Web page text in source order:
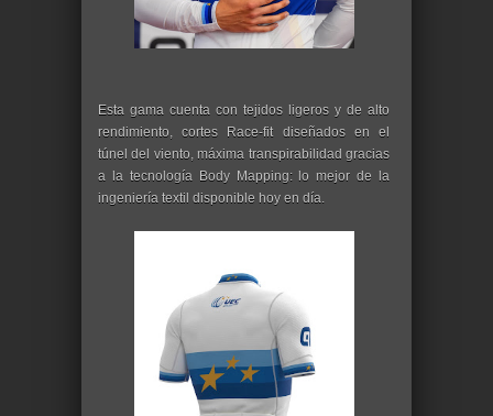
Esta gama cuenta con tejidos ligeros y de alto
rendimiento, cortes Race-fit diseñados en el
túnel del viento, máxima transpirabilidad gracias
a la tecnología Body Mapping: lo mejor de la
ingeniería textil disponible hoy en día.